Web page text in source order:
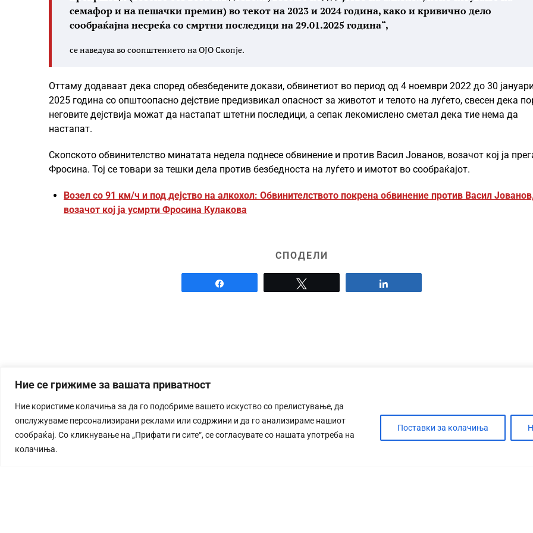
Ние се грижиме за вашата приватност
Ние користиме колачиња за да го подобриме вашето искуство со прелистување, да
опслужуваме персонализирани реклами или содржини и да го анализираме нашиот
сообраќај. Со кликнување на „Прифати ги сите“, се согласувате со нашата употреба на
колачиња.
Поставки за колачиња
семафор и на пешачки премин) во текот на 2023 и 2024 година, како и кривично дело
сообраќајна несреќа со смртни последици на 29.01.2025 година“,
се наведува во соопштението на ОЈО Скопје.
Оттаму додаваат дека според обезбедените докази, обвинетиот во период од 4 ноември 2022 до 30 јануари
2025 година со општоопасно дејствие предизвикал опасност за животот и телото на луѓето, свесен дека
неговите дејствија можат да настапат штетни последици, а сепак лекомислено сметал дека тие нема да
настапат.
Скопското обвинителство минатата недела поднесе обвинение и против Васил Јованов, возачот кој ја
Фросина. Тој се товари за тешки дела против безбедноста на луѓето и имотот во сообраќајот.
Возел со 91 км/ч и под дејство на алкохол: Обвинителството покрена обвинение против Васил Јованов,
возачот кој ја усмрти Фросина Кулакова
СПОДЕЛИ